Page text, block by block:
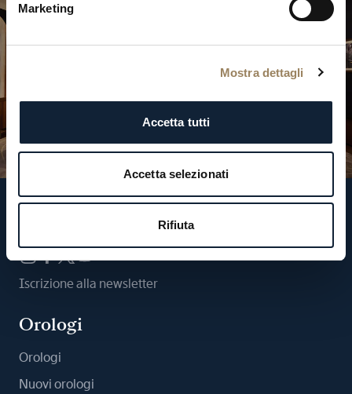
Marketing
Mostra dettagli
Accetta tutti
Accetta selezionati
Rifiuta
Iscrizione alla newsletter
Orologi
Orologi
Nuovi orologi